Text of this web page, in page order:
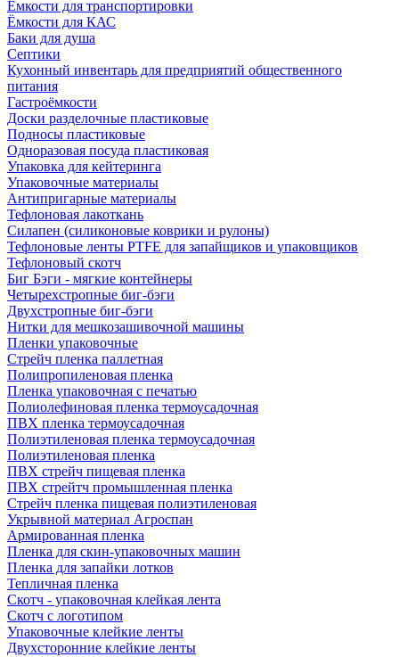
Ёмкости для транспортировки
Ёмкости для КАС
Баки для душа
Септики
Кухонный инвентарь для предприятий общественного
питания
Гастроёмкости
Доски разделочные пластиковые
Подносы пластиковые
Одноразовая посуда пластиковая
Упаковка для кейтеринга
Упаковочные материалы
Антипригарные материалы
Тефлоновая лакоткань
Силапен (силиконовые коврики и рулоны)
Тефлоновые ленты PTFE для запайщиков и упаковщиков
Тефлоновый скотч
Биг Бэги - мягкие контейнеры
Четырехстропные биг-бэги
Двухстропные биг-бэги
Нитки для мешкозашивочной машины
Пленки упаковочные
Стрейч пленка паллетная
Полипропиленовая пленка
Пленка упаковочная с печатью
Полиолефиновая пленка термоусадочная
ПВХ пленка термоусадочная
Полиэтиленовая пленка термоусадочная
Полиэтиленовая пленка
ПВХ стрейч пищевая пленка
ПВХ стрейтч промышленная пленка
Стрейч пленка пищевая полиэтиленовая
Укрывной материал Агроспан
Армированная пленка
Пленка для скин-упаковочных машин
Пленка для запайки лотков
Тепличная пленка
Скотч - упаковочная клейкая лента
Скотч с логотипом
Упаковочные клейкие ленты
Двухсторонние клейкие ленты